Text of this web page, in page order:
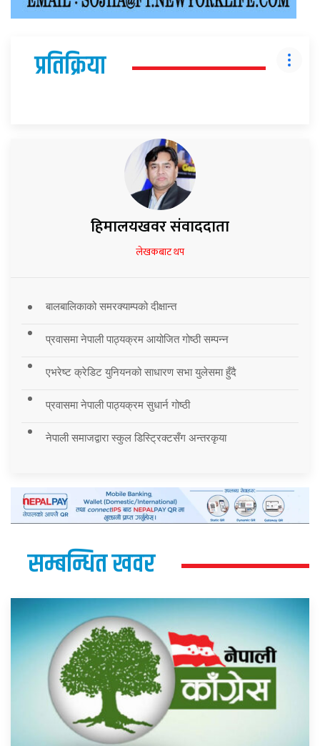
प्रतिक्रिया
हिमालयखवर संवाददाता
लेखकबाट थप
बालबालिकाको समरक्याम्पको दीक्षान्त
प्रवासमा नेपाली पाठ्यक्रम आयोजित गोष्ठी सम्पन्न
एभरेष्ट क्रेडिट युनियनको साधारण सभा युलेसमा हुँदै
प्रवासमा नेपाली पाठ्यक्रम सुधार्न गोष्ठी
नेपाली समाजद्वारा स्कुल डिस्ट्रिक्टसँग अन्तरकृया
सम्बन्धित खवर